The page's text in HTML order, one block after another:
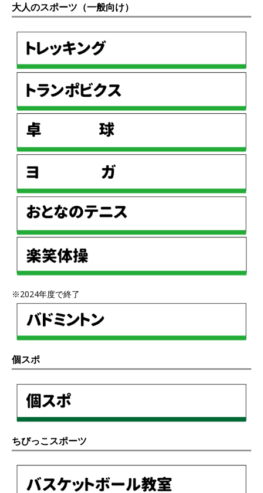
大人のスポーツ（一般向け）
※2024年度で終了
個スポ
ちびっこスポーツ